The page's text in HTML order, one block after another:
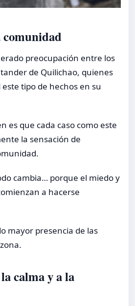
preocupación entre los
de Quilichao, quienes
tipo de hechos en su
es que cada caso como este
la sensación de
cambia… porque el miedo y
a hacerse
mayor presencia de las
calma y a la